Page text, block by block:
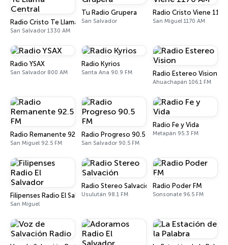
Radio Cristo Te Llama Central
San Salvador 1330 AM
Tu Radio Grupera
San Salvador
Radio Cristo Viene
San Miguel 1170 AM
Radio YSAX
San Salvador 800 AM
Radio Kyrios
Santa Ana 90.9 FM Radio Estereo Vision
Ahuachapán 106.1 FM
Radio Remanente 92.5 FM
San Miguel 92.5 FM
Radio Progreso 90.5 FM
San Salvador 90.5 FM
Radio Fe y Vida
Metapán 95.3 FM
Filipenses Radio El Salvador
San Miguel
Radio Stereo Salvación
Usulután 98.1 FM
Radio Poder FM
Sonsonate 96.5 FM